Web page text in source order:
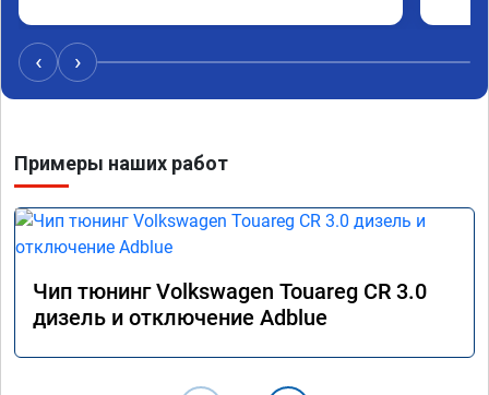
‹ ›
Примеры наших работ
Чип тюнинг Volkswagen Touareg CR 3.0
дизель и отключение Adblue